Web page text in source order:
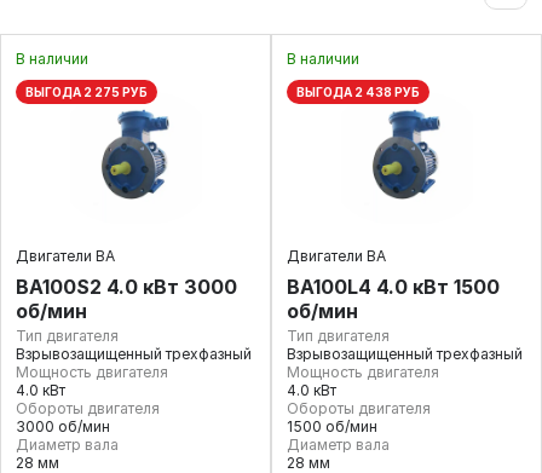
В наличии
ВЫГОДА 2 275 РУБ
Двигатели ВА
ВА100S2 4.0 кВт 3000
об/мин
Тип двигателя
Взрывозащищенный трехфазный
Мощность двигателя
4.0 кВт
Обороты двигателя
3000 об/мин
Диаметр вала
28 мм
В наличии
ВЫГОДА 2 438 РУБ
Двигатели ВА
ВА100L4 4.0 кВт 1500
об/мин
Тип двигателя
Взрывозащищенный трехфазный
Мощность двигателя
4.0 кВт
Обороты двигателя
1500 об/мин
Диаметр вала
28 мм